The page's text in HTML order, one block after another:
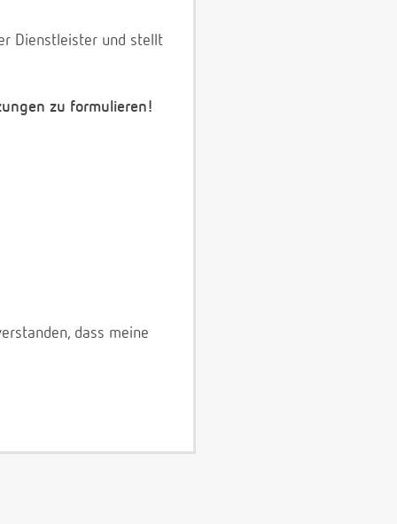
Dienstleister und stellt
zu formulieren!
dass meine